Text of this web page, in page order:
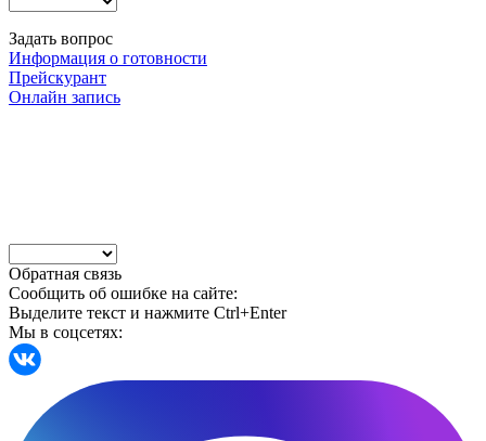
Задать вопрос
Информация о готовности
Прейскурант
Онлайн запись
Обратная связь
Сообщить об ошибке на сайте:
Выделите текст и нажмите Ctrl+Enter
Мы в соцсетях: